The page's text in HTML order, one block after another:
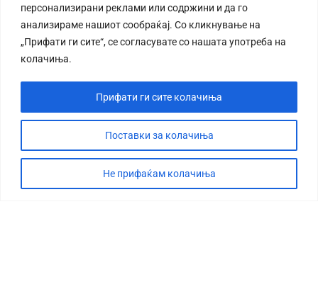
персонализирани реклами или содржини и да го
анализираме нашиот сообраќај. Со кликнување на
„Прифати ги сите“, се согласувате со нашата употреба на
колачиња.
Поставки за колачиња
Не прифаќам колачиња
Прифати ги сите колачиња